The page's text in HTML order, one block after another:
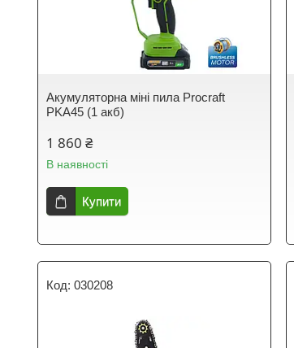
Акумуляторна міні пила Procraft
PKA45 (1 акб)
1 860 ₴
В наявності
Купити
030208